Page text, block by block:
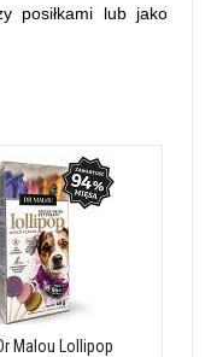
posiłkami lub jako
Malou Lollipop